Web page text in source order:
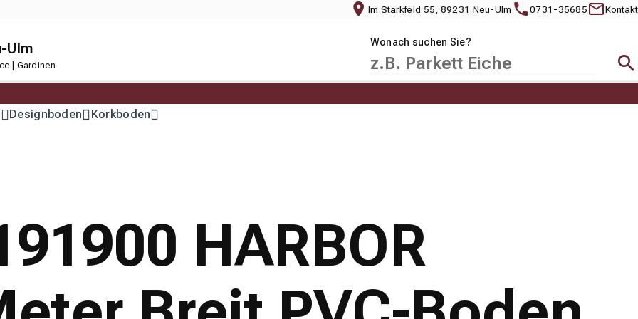
Im Starkfeld 55, 89231 Neu-Ulm 0731-35685 Kontakt
Ulm
| Gardinen
Wonach suchen Sie?
Designboden Korkboden
HARBOR